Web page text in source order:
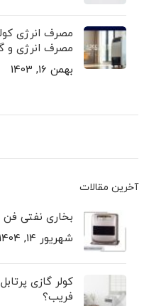
مصرف انرژی
مصرف انرژی و
بهمن 16, 1403
آخرین مقالات
بخاری نفتی فن
شهریور 14, 1404
کولر گازی
فریب؟